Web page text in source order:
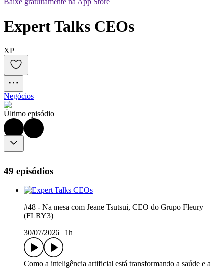
Baixe gratuitamente na App Store
Expert Talks CEOs
XP
Negócios
Último episódio
49 episódios
#48 - Na mesa com Jeane Tsutsui, CEO do Grupo Fleury
(FLRY3)
30/07/2026
1h
Como a inteligência artificial está transformando a saúde e a